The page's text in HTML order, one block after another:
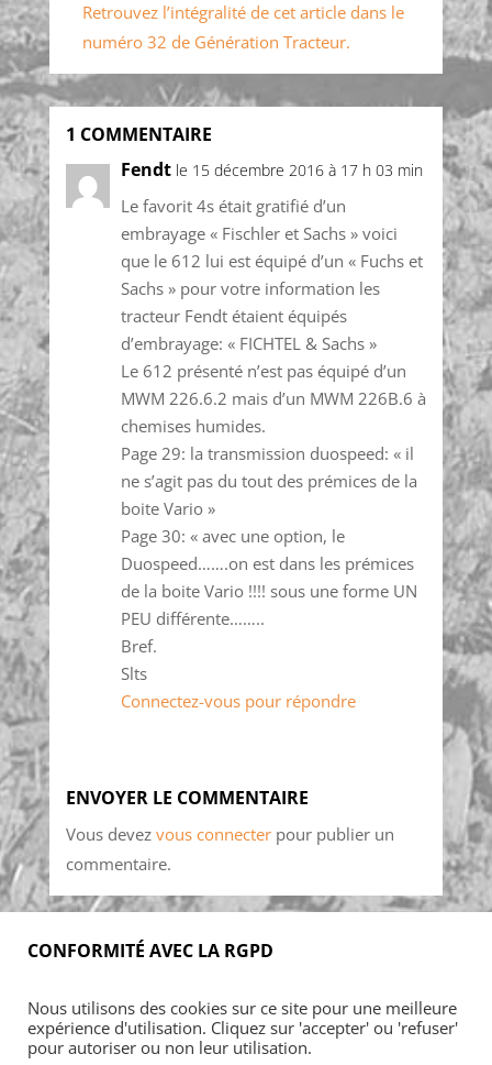
Retrouvez l’intégralité de cet article dans le
numéro 32 de Génération Tracteur.
1 COMMENTAIRE
Fendt le 15 décembre 2016 à 17 h 03 min
Le favorit 4s était gratifié d’un
embrayage « Fischler et Sachs » voici
que le 612 lui est équipé d’un « Fuchs et
Sachs » pour votre information les
tracteur Fendt étaient équipés
d’embrayage: « FICHTEL & Sachs »
Le 612 présenté n’est pas équipé d’un
MWM 226.6.2 mais d’un MWM 226B.6 à
chemises humides.
Page 29: la transmission duospeed: « il
ne s’agit pas du tout des prémices de la
boite Vario »
Page 30: « avec une option, le
Duospeed…….on est dans les prémices
de la boite Vario !!!! sous une forme UN
PEU différente……..
Bref.
Slts
Connectez-vous pour répondre
ENVOYER LE COMMENTAIRE
Vous devez vous connecterpour publier un
commentaire.
Foires & manifestations
Petites annonces
Contact
Mon Compte
CONFORMITÉ AVEC LA RGPD
Nous utilisons des cookies sur ce site pour une meilleure
expérience d'utilisation. Cliquez sur 'accepter' ou 'refuser'
pour autoriser ou non leur utilisation.